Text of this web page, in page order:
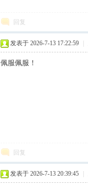
回复
发表于 2026-7-13 17:22:59
佩服佩服！
回复
发表于 2026-7-13 20:39:45